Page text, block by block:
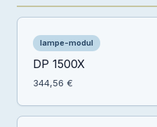
lampe-modul
DP 1500X
344,56 €